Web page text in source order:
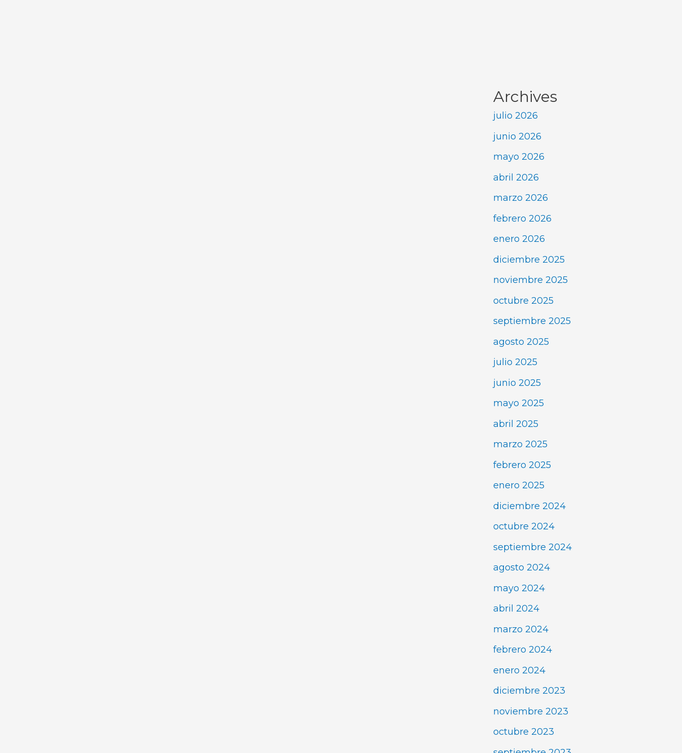
Archives
julio 2026
junio 2026
mayo 2026
abril 2026
marzo 2026
febrero 2026
enero 2026
diciembre 2025
noviembre 2025
octubre 2025
septiembre 2025
agosto 2025
julio 2025
junio 2025
mayo 2025
abril 2025
marzo 2025
febrero 2025
enero 2025
diciembre 2024
octubre 2024
septiembre 2024
agosto 2024
mayo 2024
abril 2024
marzo 2024
febrero 2024
enero 2024
diciembre 2023
noviembre 2023
octubre 2023